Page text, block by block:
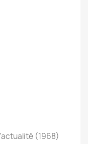
(1968)